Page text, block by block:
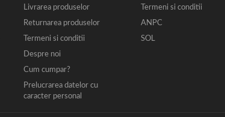
Livrarea produselor
Returnarea produselor
Termeni si conditii
Despre noi
Cum cumpar?
Prelucrarea datelor cu
caracter personal
Termeni si conditii
ANPC
SOL